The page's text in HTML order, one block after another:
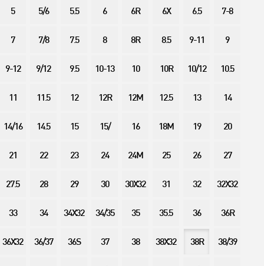
5 5/6 5.5 6 6R 6X 6.5 7-8
7 7/8 7.5 8 8R 8.5 9-11 9
9-12 9/12 9.5 10-13 10 10R 10/12 10.5
11 11.5 12 12R 12M 12.5 13 14
14/16 14.5 15 15/ 16 18M 19 20
21 22 23 24 24M 25 26 27
27.5 28 29 30 30X32 31 32 32X32
33 34 34X32 34/35 35 35.5 36 36R
36X32 36/37 36S 37 38 38X32 38R 38/39